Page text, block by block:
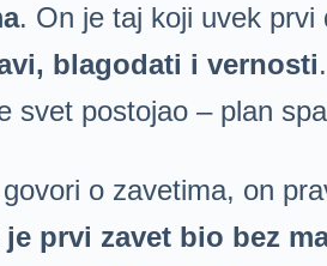
. On je taj koji uvek prvi
blagodati i vernosti
svet postojao – plan
o zavetima, on
je prvi zavet bio bez